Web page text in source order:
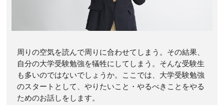
周りの空気を読んで周りに合わせてしまう。その結果、
自分の大学受験勉強を犠牲にしてしまう。そんな受験生
も多いのではないでしょうか。ここでは、大学受験勉強
のスタートとして、やりたいこと・やるべきことをやる
ためのお話しをします。